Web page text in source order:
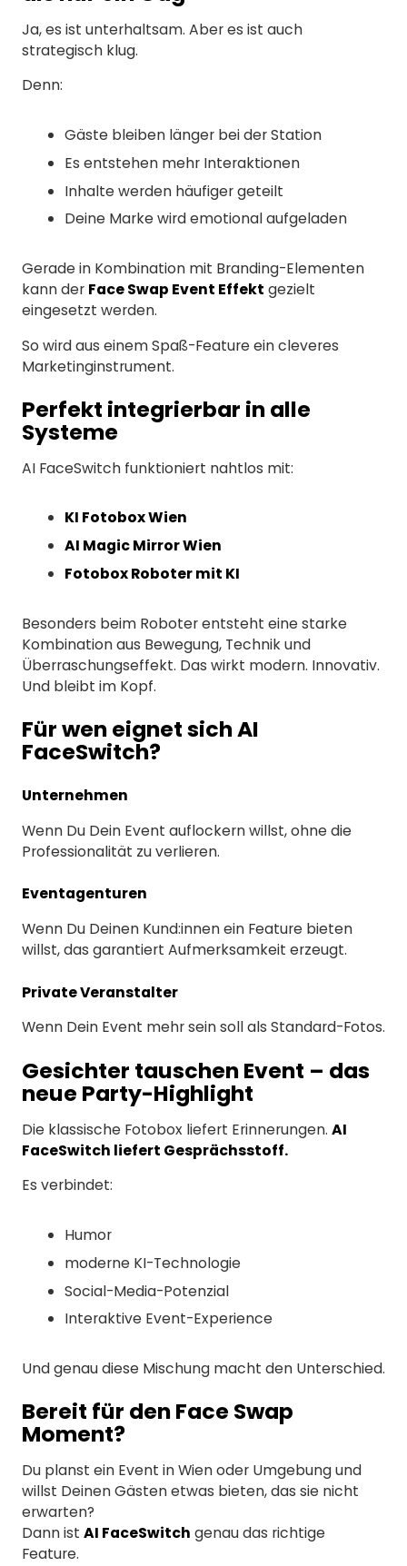
Ja, es ist unterhaltsam. Aber es ist auch
strategisch klug.
Denn:
Gäste bleiben länger bei der Station
Es entstehen mehr Interaktionen
Inhalte werden häufiger geteilt
Deine Marke wird emotional aufgeladen
Gerade in Kombination mit Branding-Elementen
kann der Face Swap Event Effekt gezielt
eingesetzt werden.
So wird aus einem Spaß-Feature ein cleveres
Marketinginstrument.
Perfekt integrierbar in alle
Systeme
AI FaceSwitch funktioniert nahtlos mit:
KI Fotobox Wien
AI Magic Mirror Wien
Fotobox Roboter mit KI
Besonders beim Roboter entsteht eine starke
Kombination aus Bewegung, Technik und
Überraschungseffekt. Das wirkt modern. Innovativ.
Und bleibt im Kopf.
Für wen eignet sich AI
FaceSwitch?
Unternehmen
Wenn Du Dein Event auflockern willst, ohne die
Professionalität zu verlieren.
Eventagenturen
Wenn Du Deinen Kund:innen ein Feature bieten
willst, das garantiert Aufmerksamkeit erzeugt.
Private Veranstalter
Wenn Dein Event mehr sein soll als Standard-Fotos.
Gesichter tauschen Event – das
neue Party-Highlight
Die klassische Fotobox liefert Erinnerungen. AI
FaceSwitch liefert Gesprächsstoff.
Es verbindet:
Humor
moderne KI-Technologie
Social-Media-Potenzial
Interaktive Event-Experience
Und genau diese Mischung macht den Unterschied.
Bereit für den Face Swap
Moment?
Du planst ein Event in Wien oder Umgebung und
willst Deinen Gästen etwas bieten, das sie nicht
erwarten?
Dann ist AI FaceSwitch genau das richtige
Feature.